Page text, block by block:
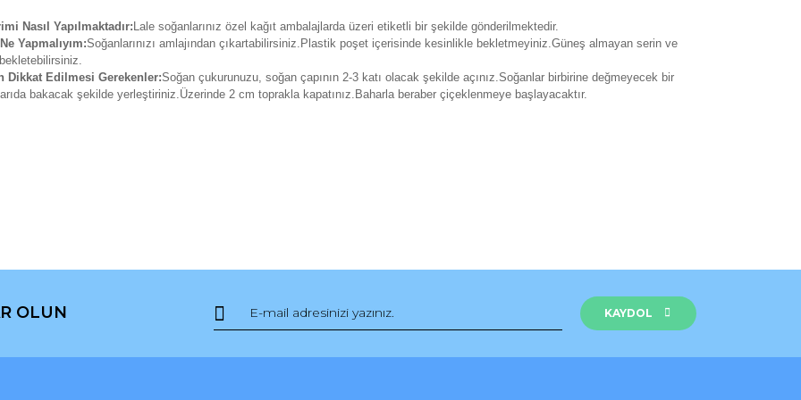
Nasıl Yapılmaktadır:Lale soğanlarınız özel kağıt ambalajlarda üzeri etiketli bir şekilde gönderilmektedir.
Yapmalıyım:Soğanlarınızı amlajından çıkartabilirsiniz.Plastik poşet içerisinde kesinlikle bekletmeyiniz.Güneş almayan serin ve
Dikkat Edilmesi Gerekenler:Soğan çukurunuzu, soğan çapının 2-3 katı olacak şekilde açınız.Soğanlar birbirine değmeyecek bir
bakacak şekilde yerleştiriniz.Üzerinde 2 cm toprakla kapatınız.Baharla beraber çiçeklenmeye başlayacaktır.
Yorum Yaz
OLUN KAYDOL